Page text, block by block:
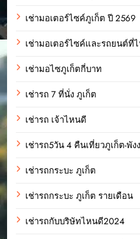
เช่ามอเตอร์ไซค์ภูเก็ต ปี 2569
เช่ามอเตอร์ไซค์และรถยนต์ที่
เช่ามอไซภูเก็ตกี่บาท
เช่ารถ 7 ที่นั่ง ภูเก็ต
เช่ารถ เจ้าไหนดี
เช่ารถ5วัน 4 คืนเที่ยวภูเก็ต-พัง
เช่ารถกระบะ ภูเก็ต
เช่ารถกระบะ ภูเก็ต รายเดือน
เช่ารถกับบริษัทไหนดี2024